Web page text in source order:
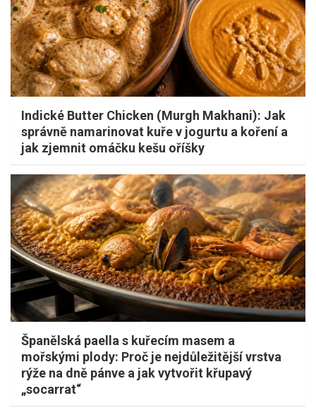
Indické Butter Chicken (Murgh Makhani): Jak
správně namarinovat kuře v jogurtu a koření a
jak zjemnit omáčku kešu oříšky
Španělská paella s kuřecím masem a
mořskými plody: Proč je nejdůležitější vrstva
rýže na dně pánve a jak vytvořit křupavý
„socarrat“